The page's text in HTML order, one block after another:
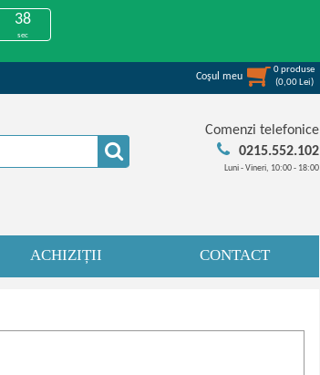
38
sec
Coşul meu
0produse
(0,00 Lei)
Comenzi telefonice
0215.552.102
Luni - Vineri, 10:00 - 18:00
ACHIZIȚII CONTACT